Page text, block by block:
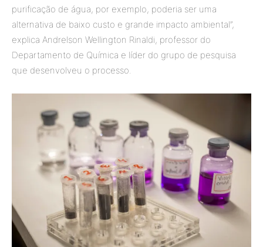
purificação de água, por exemplo, poderia ser uma
alternativa de baixo custo e grande impacto ambiental”,
explica Andrelson Wellington Rinaldi, professor do
Departamento de Química e líder do grupo de pesquisa
que desenvolveu o processo.